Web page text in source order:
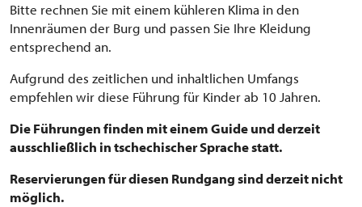
Bitte rechnen Sie mit einem kühleren Klima in den
Innenräumen der Burg und passen Sie Ihre Kleidung
entsprechend an.
Aufgrund des zeitlichen und inhaltlichen Umfangs
empfehlen wir diese Führung für Kinder ab 10 Jahren.
Die Führungen finden mit einem Guide und derzeit
ausschließlich in tschechischer Sprache statt.
Reservierungen für diesen Rundgang sind derzeit nicht
möglich.